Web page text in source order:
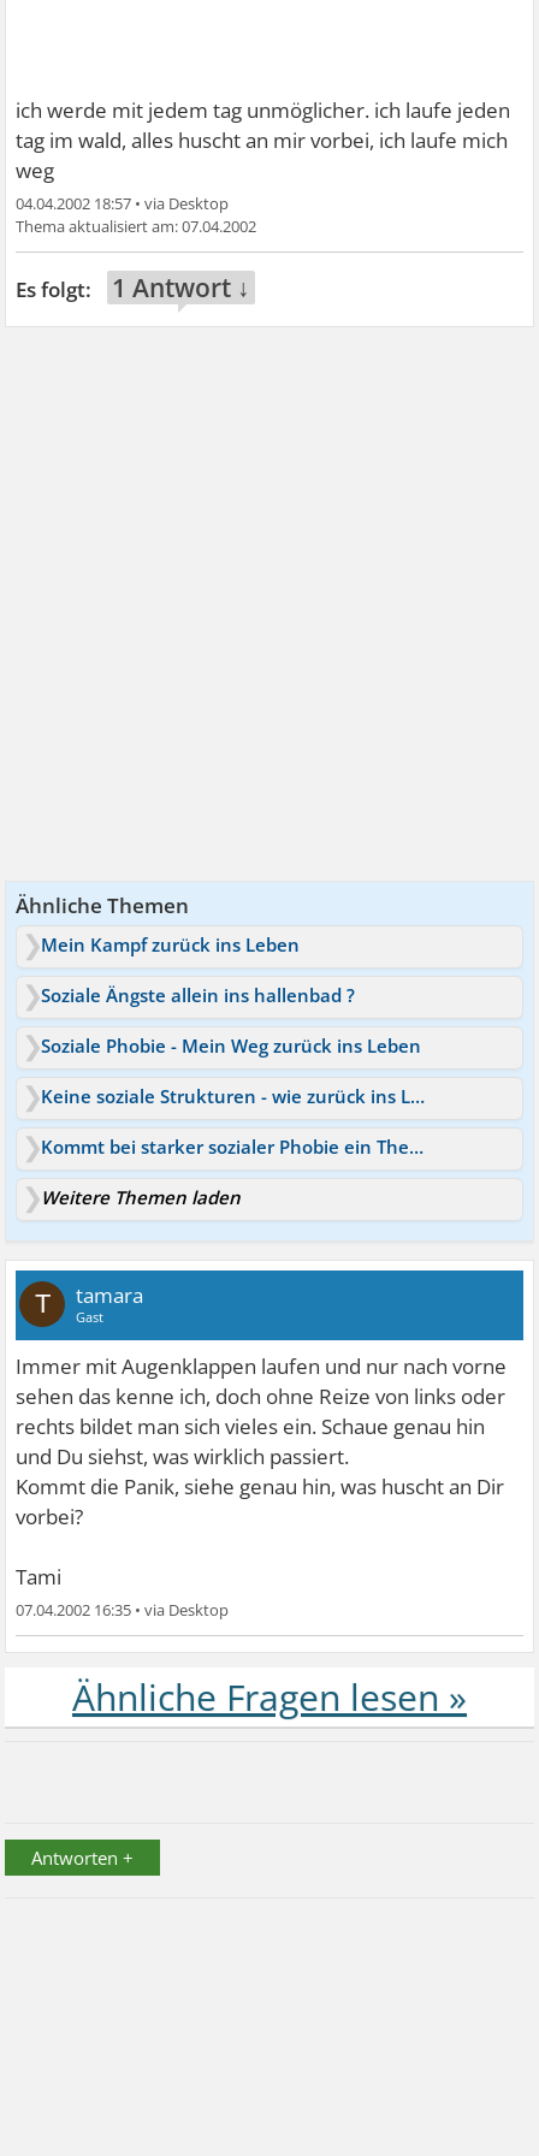
ich werde mit jedem tag unmöglicher. ich laufe jeden
tag im wald, alles huscht an mir vorbei, ich laufe mich
weg
04.04.2002 18:57 •
07.04.2002
1 Antwort ↓
Ähnliche Themen
Mein Kampf zurück ins Leben
Soziale Ängste allein ins hallenbad ?
Soziale Phobie - Mein Weg zurück ins Leben
Keine soziale Strukturen - wie zurück ins Leben finden?
Kommt bei starker sozialer Phobie ein Therapeut ins Haus?
Weitere Themen laden
T tamara
Gast
Immer mit Augenklappen laufen und nur nach vorne
sehen das kenne ich, doch ohne Reize von links oder
rechts bildet man sich vieles ein. Schaue genau hin
und Du siehst, was wirklich passiert.
Kommt die Panik, siehe genau hin, was huscht an Dir
vorbei?
Tami
07.04.2002 16:35 •
Antworten +